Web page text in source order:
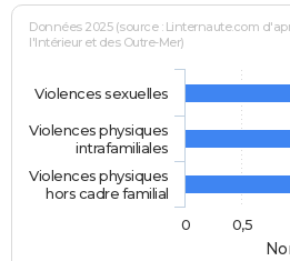
Données 2025 (source : Linternaute.com
l'Intérieur et des Outre-Mer)
Violences sexuelles
Violences physiques
intrafamiliales
Violences physiques
hors cadre familial
0
0,5